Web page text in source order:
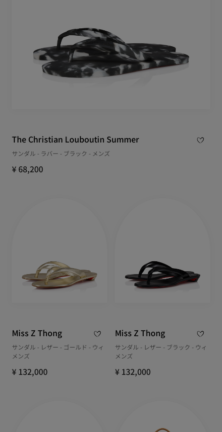
The Christian Louboutin Summer
サンダル - ラバー - ブラック - メンズ
¥ 68,200
Miss Z Thong
サンダル - レザー - ゴールド - ウィ
メンズ
¥ 132,000
Miss Z Thong
サンダル - レザー - ブラック - ウィ
メンズ
¥ 132,000